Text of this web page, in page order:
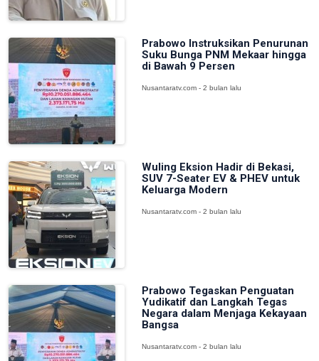
Prabowo Instruksikan Penurunan
Suku Bunga PNM Mekaar hingga
di Bawah 9 Persen
Nusantaratv.com - 2 bulan lalu
Wuling Eksion Hadir di Bekasi,
SUV 7-Seater EV & PHEV untuk
Keluarga Modern
Nusantaratv.com - 2 bulan lalu
Prabowo Tegaskan Penguatan
Yudikatif dan Langkah Tegas
Negara dalam Menjaga Kekayaan
Bangsa
Nusantaratv.com - 2 bulan lalu